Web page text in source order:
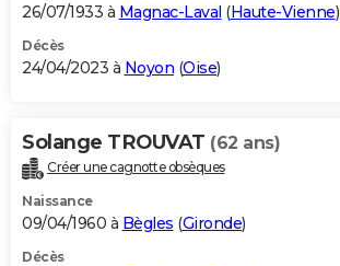
26/07/1933 à Magnac-Laval (Haute-Vienne)
Décès
24/04/2023 à Noyon (Oise)
Solange TROUVAT (62 ans)
Créer une cagnotte obsèques
Naissance
09/04/1960 à Bègles (Gironde)
Décès